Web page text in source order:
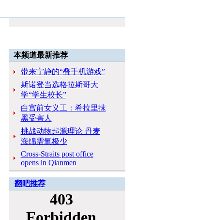
本频道最新推荐
带来宁静的“叠手机游戏”
斯诺登当选格拉斯哥大
学“学生校长”
白宫前女义工：希拉里抹
黑受害人
挑战动物起源理论 丹麦
海绵需氧极少
Cross-Straits post office
opens in Qianmen
翻吧推荐